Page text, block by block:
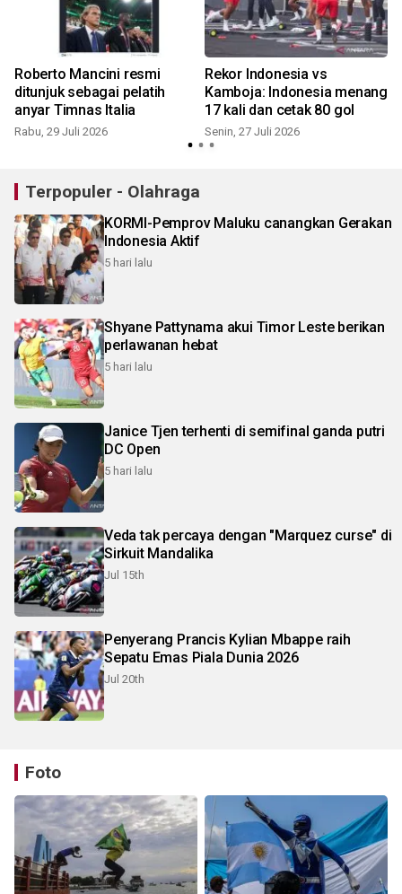
Roberto Mancini resmi
ditunjuk sebagai pelatih
anyar Timnas Italia
Rabu, 29 Juli 2026
Rekor Indonesia vs
Kamboja: Indonesia menang
17 kali dan cetak 80 gol
Senin, 27 Juli 2026
Terpopuler - Olahraga
KORMI-Pemprov Maluku canangkan Gerakan
Indonesia Aktif
5 hari lalu
Shyane Pattynama akui Timor Leste berikan
perlawanan hebat
5 hari lalu
Janice Tjen terhenti di semifinal ganda putri
DC Open
5 hari lalu
Veda tak percaya dengan "Marquez curse" di
Sirkuit Mandalika
Jul 15th
Penyerang Prancis Kylian Mbappe raih
Sepatu Emas Piala Dunia 2026
Jul 20th
Foto